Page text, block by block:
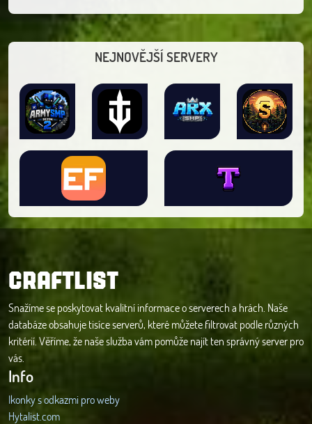
NEJNOVĚJŠÍ SERVERY
CRAFTLIST
Snažíme se poskytovat kvalitní informace o serverech a hrách. Naše
databáze obsahuje tisíce serverů, které můžete filtrovat podle různých
kritérií. Věříme, že naše služba vám pomůže najít ten správný server pro
vás.
Info
Ikonky s odkazmi pro weby
Hytalist.com